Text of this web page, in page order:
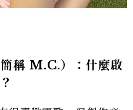
簡稱 M.C.）： 什麼啟